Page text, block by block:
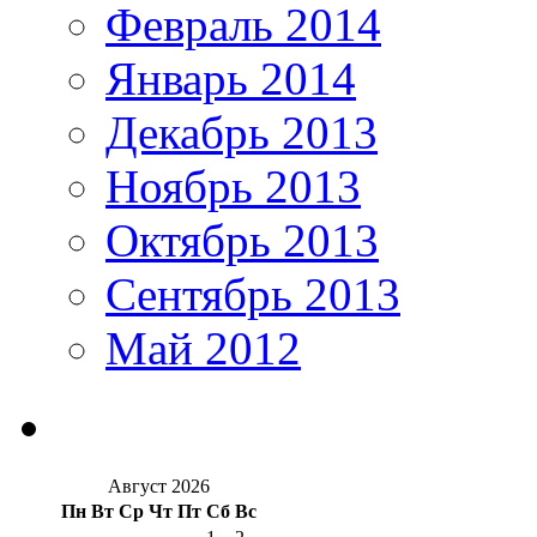
Февраль 2014
Январь 2014
Декабрь 2013
Ноябрь 2013
Октябрь 2013
Сентябрь 2013
Май 2012
Август 2026
Пн Вт Ср Чт Пт Сб Вс